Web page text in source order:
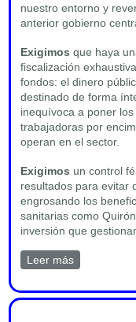
nuestro entorno y
anterior gobierno
Exigimos que haya
fiscalización
fondos: el dinero
destinado de forma
inequívoca a poner
trabajadoras por
operan en el sector.
Exigimos un control
resultados para evitar
engrosando los
sanitarias como
inversión que
Leer mássobre